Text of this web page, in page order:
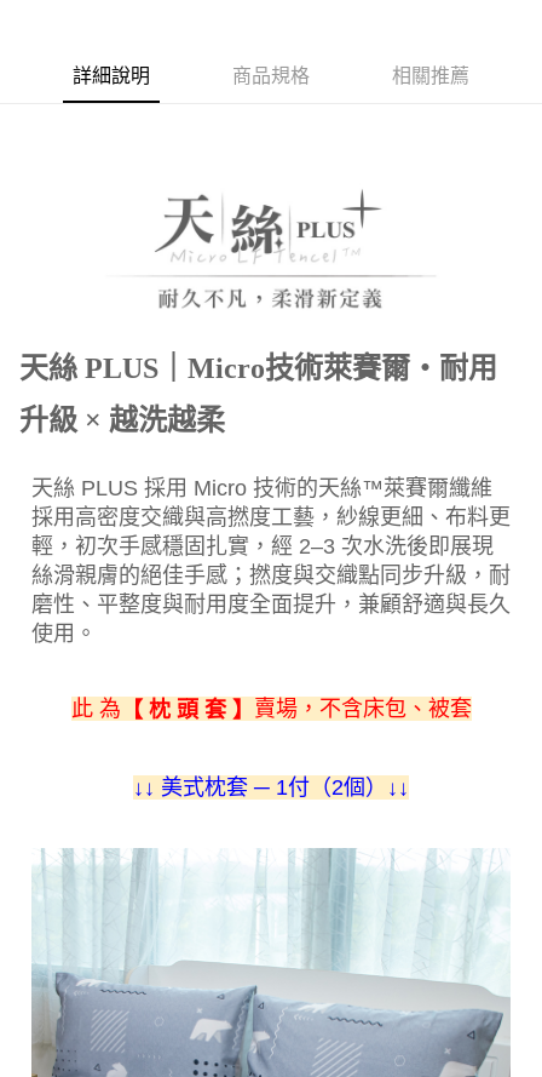
付款後門市自取(待系統通知後才可取貨)
詳細說明 商品規格 相關推薦
天絲 PLUS｜Micro技術萊賽爾・耐用
升級 × 越洗越柔
天絲 PLUS 採用 Micro 技術的天絲™萊賽爾纖維
採用高密度交織與高撚度工藝，紗線更細、布料更
輕，初次手感穩固扎實，經 2–3 次水洗後即展現
絲滑親膚的絕佳手感；撚度與交織點同步升級，耐
磨性、平整度與耐用度全面提升，兼顧舒適與長久
使用。
此 為 【 枕 頭 套 】 賣場，不含床包、被套
↓ ↓ 美式枕套 ─ 1付（2個） ↓ ↓